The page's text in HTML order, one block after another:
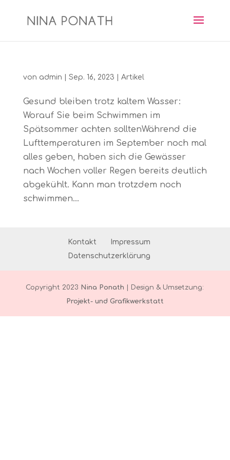
von admin Sep. 16, 2023 Artikel
Gesund bleiben trotz kaltem Wasser:
Worauf Sie beim Schwimmen im
Spätsommer achten solltenWährend die
Lufttemperaturen im September noch mal
alles geben, haben sich die Gewässer
nach Wochen voller Regen bereits deutlich
abgekühlt. Kann man trotzdem noch
schwimmen...
Kontakt
Impressum
Datenschutzerklärung
Copyright 2023 Nina Ponath
| Design & Umsetzung:
Projekt- und Grafikwerkstatt